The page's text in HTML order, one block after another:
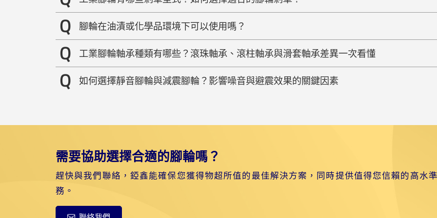
腳輪在油漬或化學品環境下可以使用嗎？
工業腳輪軸承種類有哪些？滾珠軸承、滾柱軸承與滑套軸承差異一次看懂
如何選擇靜音腳輪與減震腳輪？影響噪音與避震效果的關鍵因素
需要協助選擇合適的腳輪嗎？
趕快與我們聯絡，錏鑫能確保您獲得物超所值的最佳解決方案，同時提供值得您信賴的高水
務。